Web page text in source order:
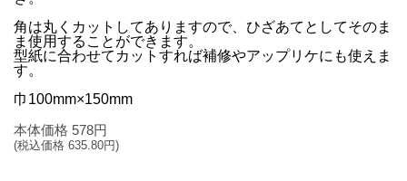
角は丸くカットしてありますので、ひざあてとしてそのま
ま使用することができます。
型紙に合わせてカットすれば補修やアップリケにも使えま
す。
巾100mm×150mm
本体価格 578円
(税込価格 635.80円)